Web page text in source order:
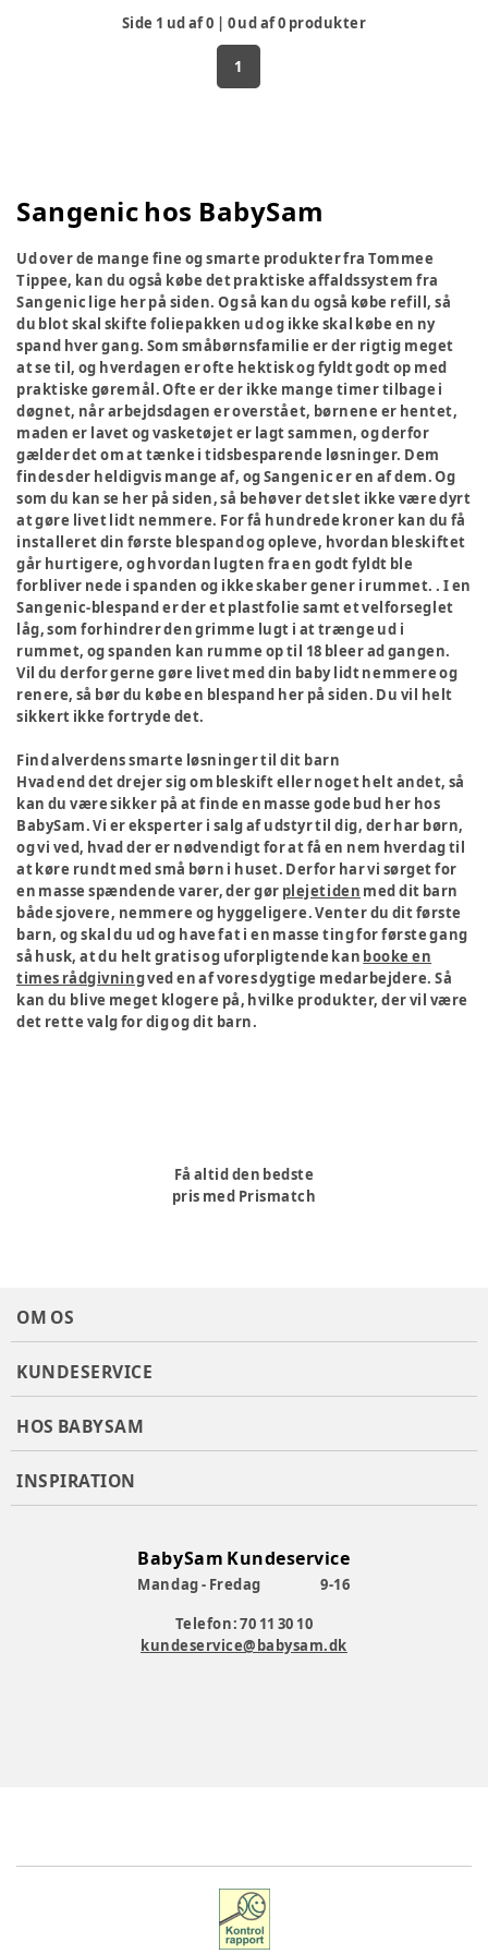
Side 1 ud af0 | 0ud af0 produkter
1
Sangenic hos BabySam
Ud over de mange fine og smarte produkter fra Tommee
Tippee, kan du også købe det praktiske affaldssystem fra
Sangenic lige her på siden. Og så kan du også købe refill, så
du blot skal skifte foliepakken ud og ikke skal købe en ny
spand hver gang. Som småbørnsfamilie er der rigtig meget
at se til, og hverdagen er ofte hektisk og fyldt godt op med
praktiske gøremål. Ofte er der ikke mange timer tilbage i
døgnet, når arbejdsdagen er overstået, børnene er hentet,
maden er lavet og vasketøjet er lagt sammen, og derfor
gælder det om at tænke i tidsbesparende løsninger. Dem
findes der heldigvis mange af, og Sangenic er en af dem. Og
som du kan se her på siden, så behøver det slet ikke være dyrt
at gøre livet lidt nemmere. For få hundrede kroner kan du få
installeret din første blespand og opleve, hvordan bleskiftet
går hurtigere, og hvordan lugten fra en godt fyldt ble
forbliver nede i spanden og ikke skaber gener i rummet. . I en
Sangenic-blespand er der et plastfolie samt et velforseglet
låg, som forhindrer den grimme lugt i at trænge ud i
rummet, og spanden kan rumme op til 18 bleer ad gangen.
Vil du derfor gerne gøre livet med din baby lidt nemmere og
renere, så bør du købe en blespand her på siden. Du vil helt
sikkert ikke fortryde det.
Find alverdens smarte løsninger til dit barn
Hvad end det drejer sig om bleskift eller noget helt andet, så
kan du være sikker på at finde en masse gode bud her hos
BabySam. Vi er eksperter i salg af udstyr til dig, der har børn,
og vi ved, hvad der er nødvendigt for at få en nem hverdag til
at køre rundt med små børn i huset. Derfor har vi sørget for
en masse spændende varer, der gør plejetiden med dit barn
både sjovere, nemmere og hyggeligere. Venter du dit første
barn, og skal du ud og have fat i en masse ting for første gang
så husk, at du helt gratis og uforpligtende kan booke en
times rådgivningved en af vores dygtige medarbejdere. Så
kan du blive meget klogere på, hvilke produkter, der vil være
det rette valg for dig og dit barn.
Få altid den bedste
pris med Prismatch
OM OS
KUNDESERVICE
HOS BABYSAM
INSPIRATION
BabySam Kundeservice
Mandag - Fredag
9-16
Telefon: 70 11 30 10
kundeservice@babysam.dk